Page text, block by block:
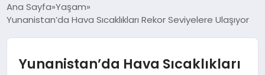
EĞITIM
Ana Sayfa Yaşam
Yunanistan’da Hava Sıcaklıkları Rekor Seviyelere Ulaşıyor
Yunanistan’da Hava Sıcaklıkları